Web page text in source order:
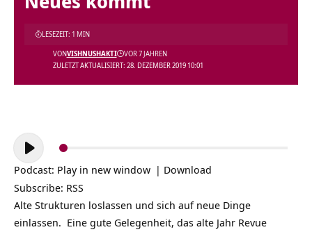
ZULETZT AKTUALISIERT: 28. DEZEMBER 2019 10:01
VONVISHNUSHAKTI VOR 7 JAHREN
LESEZEIT: 1 MIN
Audio-
Player
Podcast: Play in new window | Download
Subscribe: RSS
Alte Strukturen loslassen und sich auf neue Dinge
einlassen. Eine gute Gelegenheit, das alte Jahr Revue